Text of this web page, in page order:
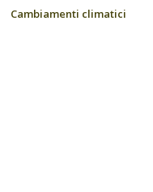
Cambiamenti climatici